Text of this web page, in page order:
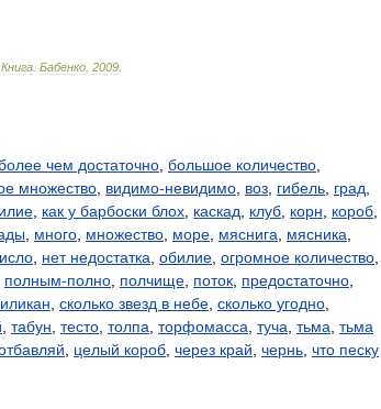
Книга Бабенко 2009
чем достаточно, большое количество,
множество, видимо-невидимо, воз, гибель, град,
, как у барбоски блох, каскад, клуб, корн, короб,
, много, множество, море, мяснига, мясника,
, нет недостатка, обилие, огромное количество,
полным-полно, полчище, поток, предостаточно,
, сколько звезд в небе, сколько угодно,
, табун, тесто, толпа, торфомасса, туча, тьма, тьма
, целый короб, через край, чернь, что песку